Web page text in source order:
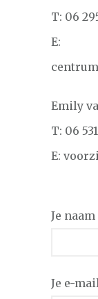
T: 06
E:
Emily
T: 06
E:
Je naam
Je e-